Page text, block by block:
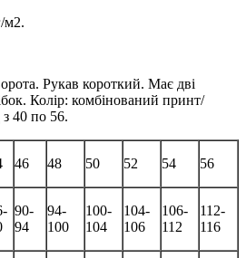
м2.
Рукав короткий. Має дві
Колір: комбінований принт/
40 по 56.
46 48 50 52 54 56
90-
94
94-
100
100-
104
104-
106
106-
112
112-
116